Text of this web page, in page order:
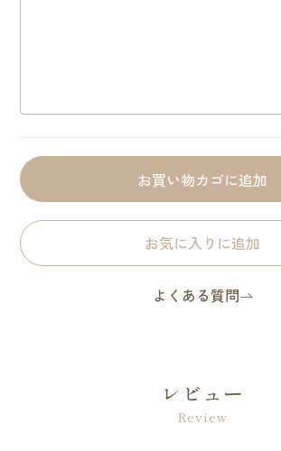
お買い物カゴに追加
お気に入りに追加
よくある質問
レビュー
Review